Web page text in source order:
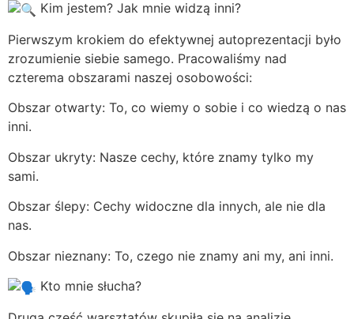
Kim jestem? Jak mnie widzą inni?
Pierwszym krokiem do efektywnej autoprezentacji było
zrozumienie siebie samego. Pracowaliśmy nad
czterema obszarami naszej osobowości:
Obszar otwarty: To, co wiemy o sobie i co wiedzą o nas
inni.
Obszar ukryty: Nasze cechy, które znamy tylko my
sami.
Obszar ślepy: Cechy widoczne dla innych, ale nie dla
nas.
Obszar nieznany: To, czego nie znamy ani my, ani inni.
Kto mnie słucha?